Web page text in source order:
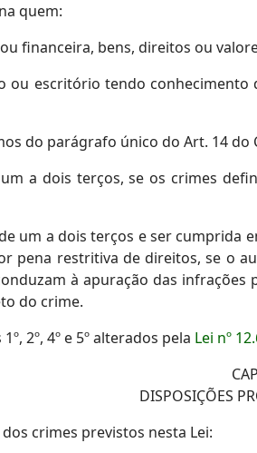
quem:
financeira, bens, direitos ou
ou escritório tendo
do parágrafo único do Art. 14 do
um a dois terços, se os crimes
um a dois terços e ser
pena restritiva de direitos, se o
à apuração das
do crime.
2º, 4º e 5º alterados pela Lei nº
DISPOSIÇÕES
crimes previstos nesta Lei: